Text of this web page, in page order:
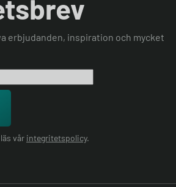
erbjudanden, inspiration och mycket
vår integritetspolicy.